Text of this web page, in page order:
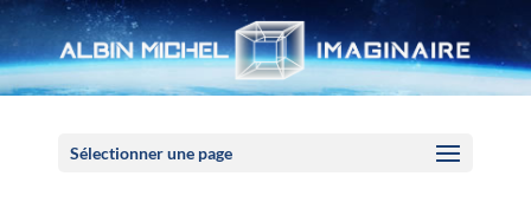
Sélectionner une page
Panneau de gestion des cookies